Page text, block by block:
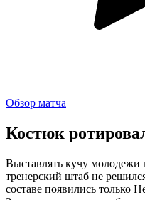
Обзор матча
Костюк
Выставлять кучу
тренерский штаб не
составе появились только